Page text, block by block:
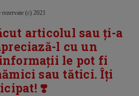
(c) 2021
articolul sau ți-a
l cu un
le pot fi
sau tătici. Îți
❣️